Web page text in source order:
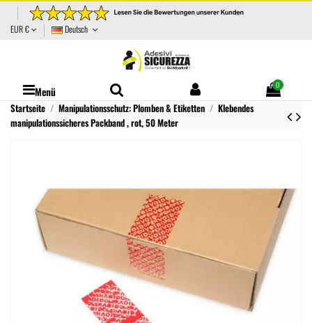
EUR € Deutsch
Menü 0
Startseite Manipulationsschutz: Plomben & Etiketten
Klebendes
manipulationssicheres Packband , rot, 50 Meter